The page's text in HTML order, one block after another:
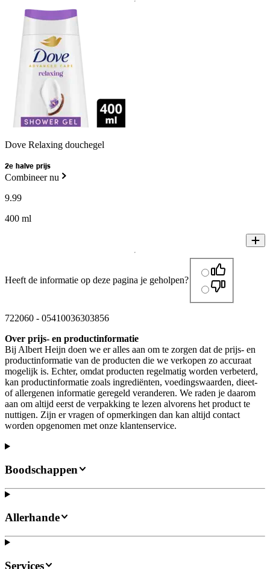
Dove Relaxing douchegel
2e halve prijs
Combineer nu
9.99
400 ml
Heeft de informatie op deze pagina je geholpen?
722060 - 05410036303856
Over prijs- en productinformatie
Bij Albert Heijn doen we er alles aan om te zorgen dat de prijs- en
productinformatie van de producten die we verkopen zo accuraat
mogelijk is. Echter, omdat producten regelmatig worden verbeterd,
kan productinformatie zoals ingrediënten, voedingswaarden, dieet-
of allergenen informatie geregeld veranderen. We raden je daarom
aan om altijd eerst de verpakking te lezen alvorens het product te
nuttigen. Zijn er vragen of opmerkingen dan kan altijd contact
worden opgenomen met onze klantenservice.
Boodschappen
Allerhande
Services